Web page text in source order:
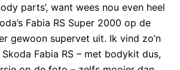
parts’, want wees nou even heel
Fabia RS Super 2000 op de
gewoon supervet uit. Ik vind zo’n
Fabia RS – met bodykit dus,